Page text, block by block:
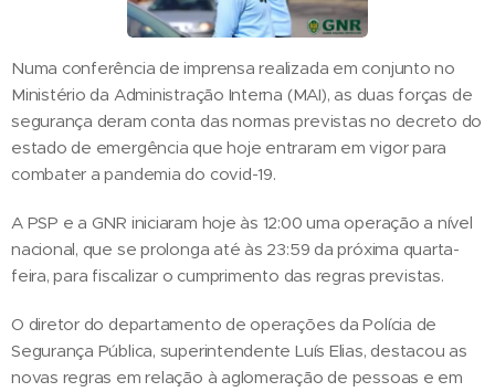
Numa conferência de imprensa realizada em conjunto no
Ministério da Administração Interna (MAI), as duas forças de
segurança deram conta das normas previstas no decreto do
estado de emergência que hoje entraram em vigor para
combater a pandemia do covid-19.
A PSP e a GNR iniciaram hoje às 12:00 uma operação a nível
nacional, que se prolonga até às 23:59 da próxima quarta-
feira, para fiscalizar o cumprimento das regras previstas.
O diretor do departamento de operações da Polícia de
Segurança Pública, superintendente Luís Elias, destacou as
novas regras em relação à aglomeração de pessoas e em